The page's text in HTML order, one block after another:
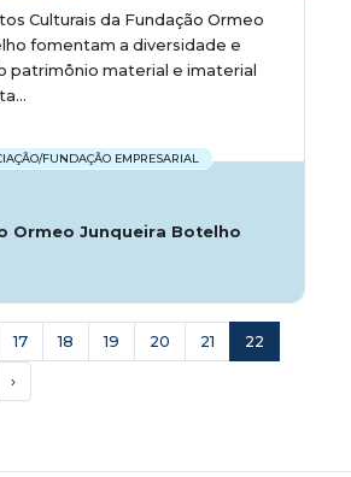
Culturais da Fundação Ormeo
fomentam a diversidade e
patrimônio material e imaterial
FUNDAÇÃO EMPRESARIAL
Ormeo Junqueira Botelho
17 18 19 20 21 22
›